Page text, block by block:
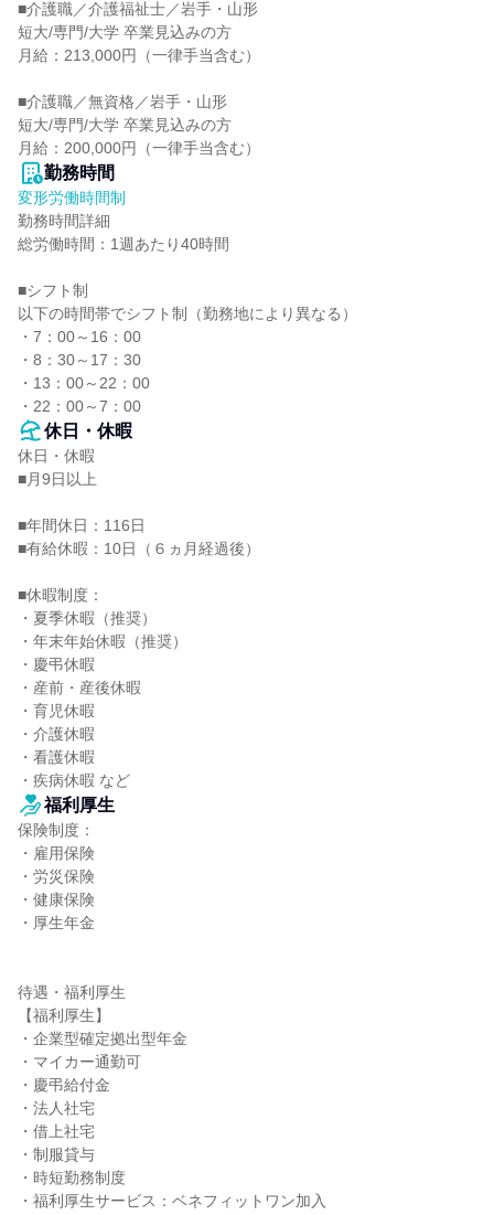
■介護職／介護福祉士／岩手・山形
短大/専門/大学 卒業見込みの方
月給：213,000円（一律手当含む）
■介護職／無資格／岩手・山形
短大/専門/大学 卒業見込みの方
月給：200,000円（一律手当含む）
勤務時間
変形労働時間制
勤務時間詳細
総労働時間：1週あたり40時間
■シフト制
以下の時間帯でシフト制（勤務地により異なる）
・7：00～16：00
・8：30～17：30
・13：00～22：00
・22：00～7：00
休日・休暇
休日・休暇
■月9日以上
■年間休日：116日
■有給休暇：10日（６ヵ月経過後）
■休暇制度：
・夏季休暇（推奨）
・年末年始休暇（推奨）
・慶弔休暇
・産前・産後休暇
・育児休暇
・介護休暇
・看護休暇
・疾病休暇 など
福利厚生
保険制度：
・雇用保険
・労災保険
・健康保険
・厚生年金
待遇・福利厚生
【福利厚生】
・企業型確定拠出型年金
・マイカー通勤可
・慶弔給付金
・法人社宅
・借上社宅
・制服貸与
・時短勤務制度
・福利厚生サービス：ベネフィットワン加入